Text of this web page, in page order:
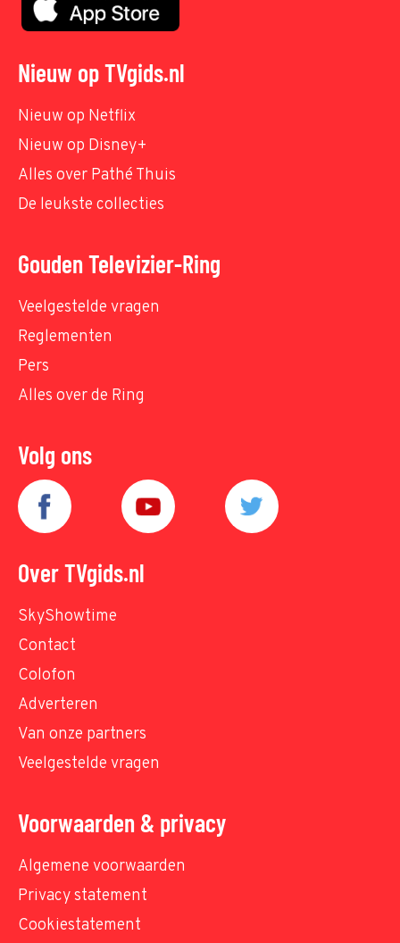
Nieuw op TVgids.nl
Nieuw op Netflix
Nieuw op Disney+
Alles over Pathé Thuis
De leukste collecties
Gouden Televizier-Ring
Veelgestelde vragen
Reglementen
Pers
Alles over de Ring
Volg ons
Over TVgids.nl
SkyShowtime
Contact
Colofon
Adverteren
Van onze partners
Veelgestelde vragen
Voorwaarden & privacy
Algemene voorwaarden
Privacy statement
Cookiestatement